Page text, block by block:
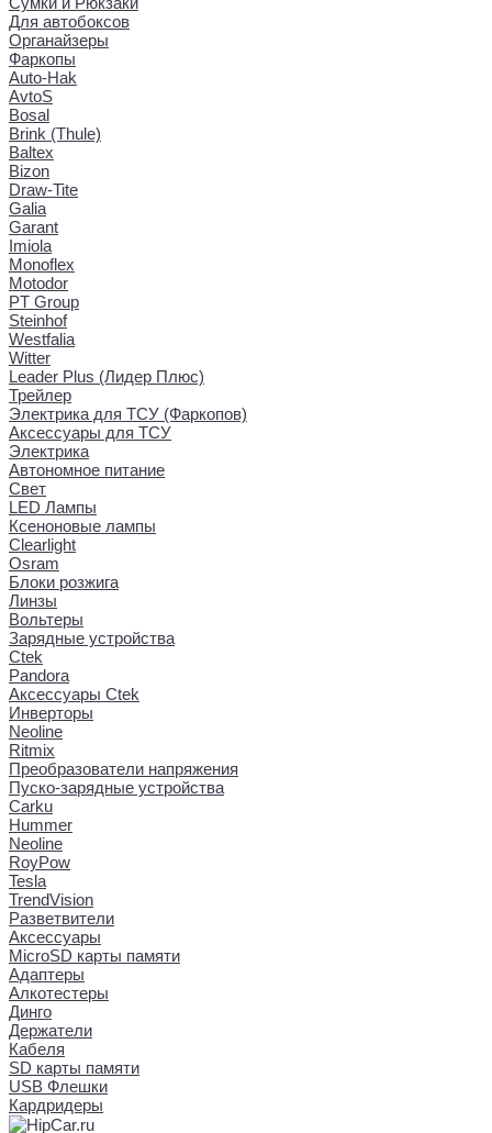
Для автобоксов
Органайзеры
Фаркопы
Auto-Hak
AvtoS
Bosal
Brink (Thule)
Baltex
Bizon
Draw-Tite
Galia
Garant
Imiola
Monoflex
Motodor
PT Group
Steinhof
Westfalia
Witter
Leader Plus (Лидер Плюс)
Трейлер
Электрика для ТСУ (Фаркопов)
Аксессуары для ТСУ
Электрика
Автономное питание
Свет
LED Лампы
Ксеноновые лампы
Clearlight
Osram
Блоки розжига
Линзы
Вольтеры
Зарядные устройства
Ctek
Pandora
Аксессуары Ctek
Инверторы
Neoline
Ritmix
Преобразователи напряжения
Пуско-зарядные устройства
Carku
Hummer
Neoline
RoyPow
Tesla
TrendVision
Разветвители
Аксессуары
MicroSD карты памяти
Адаптеры
Алкотестеры
Динго
Держатели
Кабеля
SD карты памяти
USB Флешки
Кардридеры